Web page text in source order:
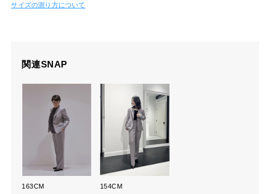
サイズの測り方について
関連SNAP
163CM 154CM